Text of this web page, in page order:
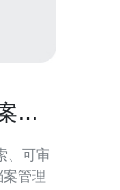
便
管理